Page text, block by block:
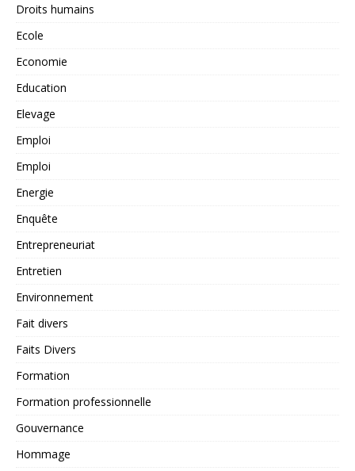
Droits humains
Ecole
Economie
Education
Elevage
Emploi
Emploi
Energie
Enquête
Entrepreneuriat
Entretien
Environnement
Fait divers
Faits Divers
Formation
Formation professionnelle
Gouvernance
Hommage